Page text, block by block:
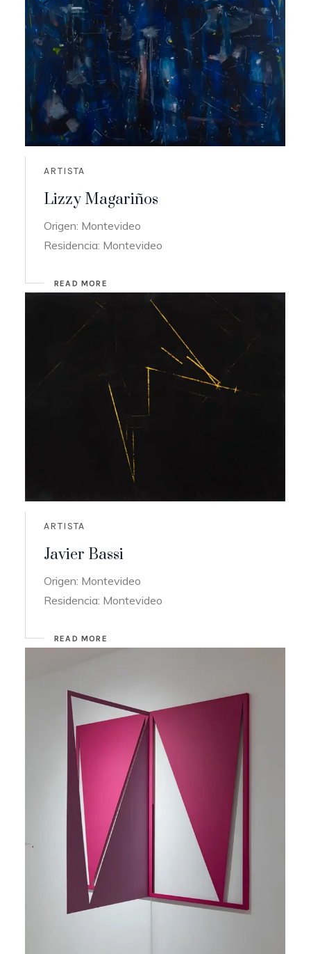
ARTISTA
Lizzy Magariños
Origen: Montevideo
Residencia: Montevideo
READ MORE
ARTISTA
Javier Bassi
Origen: Montevideo
Residencia: Montevideo
READ MORE